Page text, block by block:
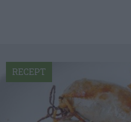
RECEPT